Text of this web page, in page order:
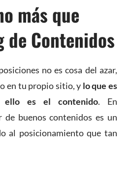
más que
de Contenidos
no es cosa del azar,
en tu propio sitio, y lo que es
ello es el contenido. En
de buenos contenidos es un
al posicionamiento que tan